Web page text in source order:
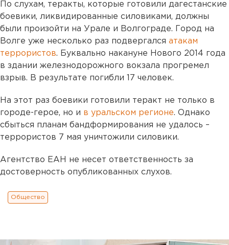
По слухам, теракты, которые готовили дагестанские
боевики, ликвидированные силовиками, должны
были произойти на Урале и Волгограде. Город на
Волге уже несколько раз подвергался атакам
террористов. Буквально накануне Нового 2014 года
в здании железнодорожного вокзала прогремел
взрыв. В результате погибли 17 человек.
На этот раз боевики готовили теракт не только в
городе-герое, но и в уральском регионе. Однако
сбыться планам бандформирования не удалось –
террористов 7 мая уничтожили силовики.
Агентство ЕАН не несет ответственность за
достоверность опубликованных слухов.
Общество